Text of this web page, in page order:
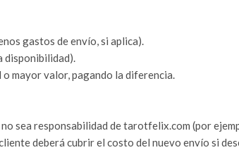
gastos de envío, si aplica).
disponibilidad).
mayor valor, pagando la diferencia.
sea responsabilidad de tarotfelix.com (por
deberá cubrir el costo del nuevo envío si